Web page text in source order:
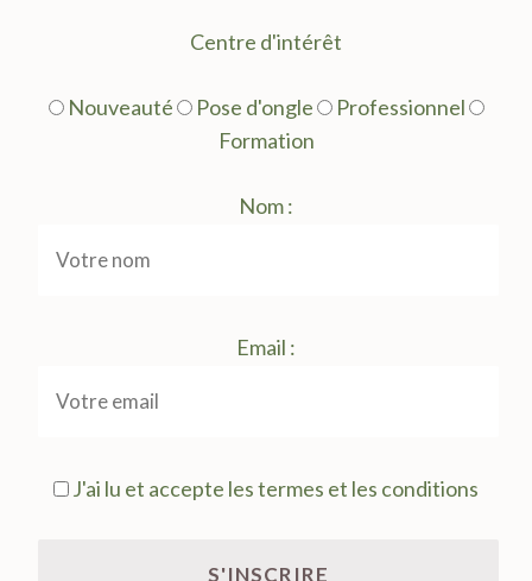
Centre d'intérêt
Nouveauté Pose d'ongle
Professionnel
Formation
Nom :
Email :
J'ai lu et accepte les termes et les conditions